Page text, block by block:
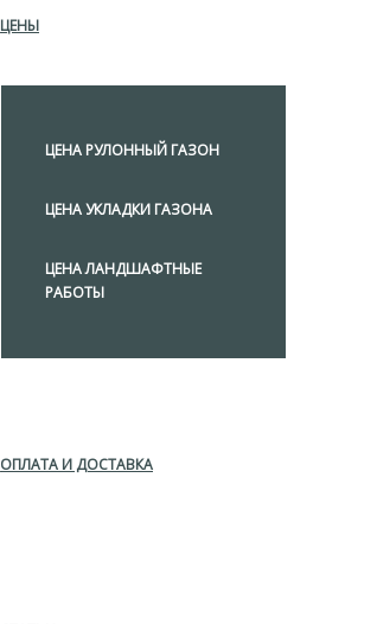
ЦЕНЫ
ЦЕНА РУЛОННЫЙ ГАЗОН
ЦЕНА УКЛАДКИ ГАЗОНА
ЦЕНА ЛАНДШАФТНЫЕ
РАБОТЫ
ОПЛАТА И ДОСТАВКА